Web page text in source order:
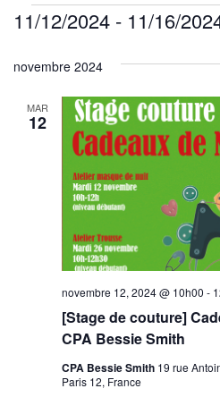
Évènements
11/12/2024 - 11/16/
une
novembre 2024
MAR
12
[Stage de couture]
CPA Bessie Smith
novembre 12, 2024 @ 10h00 -
CPA Bessie Smith 19 rue
Paris 12, France